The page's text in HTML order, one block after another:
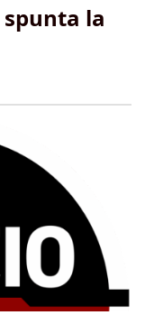
spunta la